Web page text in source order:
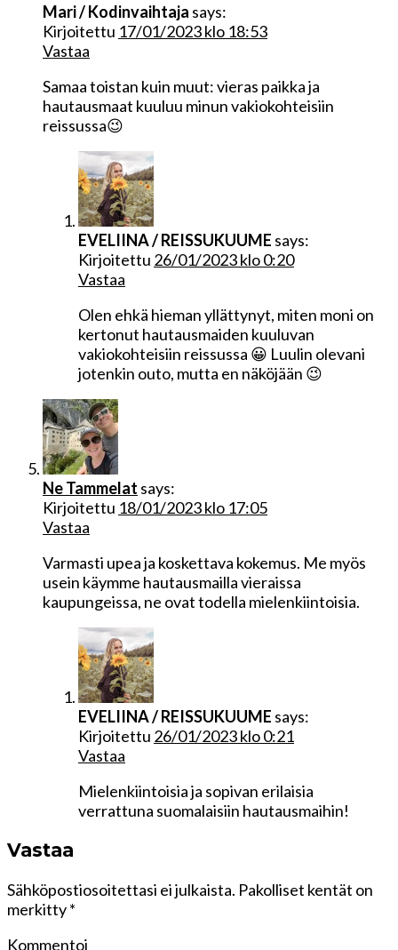
Mari / Kodinvaihtaja says:
Kirjoitettu 17/01/2023 klo 18:53
Vastaa
Samaa toistan kuin muut: vieras paikka ja
hautausmaat kuuluu minun vakiokohteisiin
reissussa😉
EVELIINA / REISSUKUUME says:
Kirjoitettu 26/01/2023 klo 0:20
Vastaa
Olen ehkä hieman yllättynyt, miten moni on
kertonut hautausmaiden kuuluvan
vakiokohteisiin reissussa 😀 Luulin olevani
jotenkin outo, mutta en näköjään 😉
Ne Tammelat says:
Kirjoitettu 18/01/2023 klo 17:05
Vastaa
Varmasti upea ja koskettava kokemus. Me myös
usein käymme hautausmailla vieraissa
kaupungeissa, ne ovat todella mielenkiintoisia.
EVELIINA / REISSUKUUME says:
Kirjoitettu 26/01/2023 klo 0:21
Vastaa
Mielenkiintoisia ja sopivan erilaisia
verrattuna suomalaisiin hautausmaihin!
Vastaa
Sähköpostiosoitettasi ei julkaista. Pakolliset kentät on
merkitty*
Kommentoi